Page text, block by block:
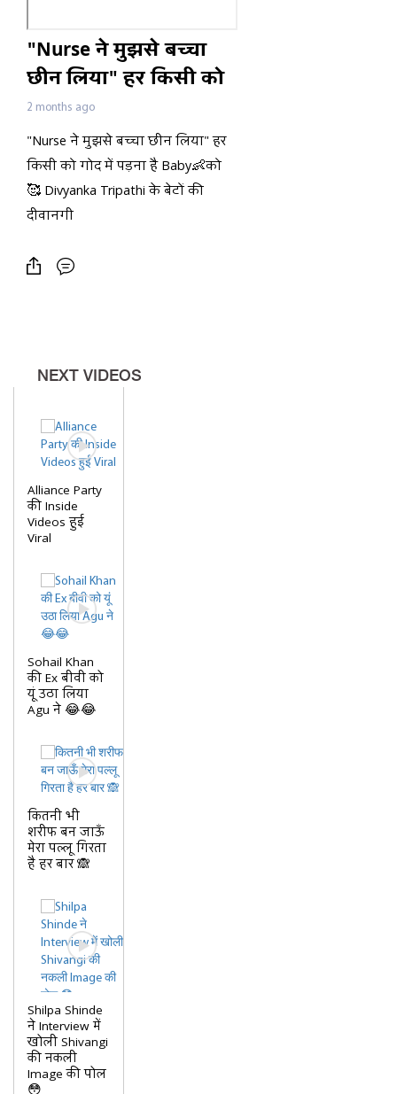
"Nurse ने मुझसे बच्चा
छीन लिया" हर किसी को
गोद में पड़ना है Baby👶को
🥰 Divyanka Tripathi के
बेटों की दीवानगी
2 months ago
"Nurse ने मुझसे बच्चा छीन लिया" हर
किसी को गोद में पड़ना है Baby👶को
🥰 Divyanka Tripathi के बेटों की
दीवानगी
NEXT VIDEOS
Alliance Party
की Inside
Videos हुई
Viral
Sohail Khan
की Ex बीवी को
यूं उठा लिया
Agu ने 😂😂
कितनी भी
शरीफ बन जाऊँ
मेरा पल्लू गिरता
है हर बार 🙈
Shilpa Shinde
ने Interview में
खोली Shivangi
की नकली
Image की पोल
😳